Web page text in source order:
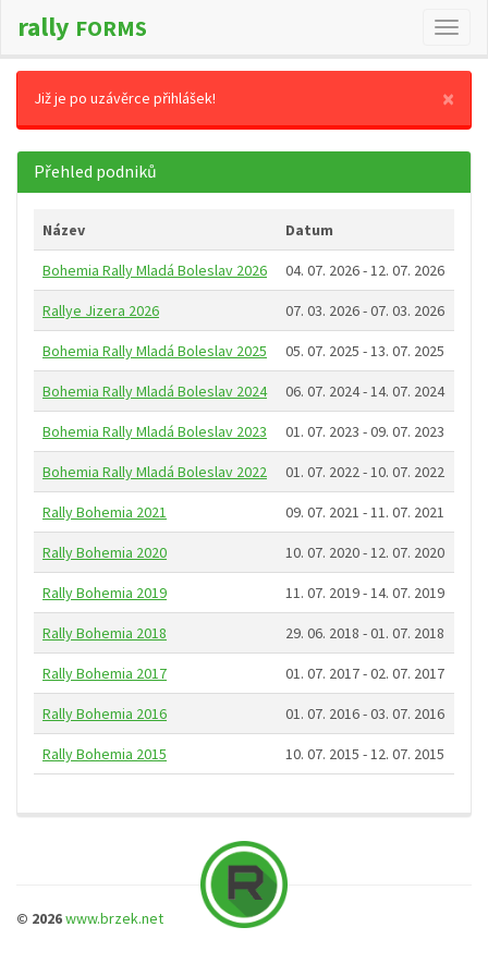
Změna
rally FORMS
×
Již je po uzávěrce přihlášek!
Přehled podniků
Název Datum
Bohemia Rally Mladá Boleslav 2026 04. 07. 2026 - 12. 07. 2026
Rallye Jizera 2026 07. 03. 2026 - 07. 03. 2026
Bohemia Rally Mladá Boleslav 2025 05. 07. 2025 - 13. 07. 2025
Bohemia Rally Mladá Boleslav 2024 06. 07. 2024 - 14. 07. 2024
Bohemia Rally Mladá Boleslav 2023 01. 07. 2023 - 09. 07. 2023
Bohemia Rally Mladá Boleslav 2022 01. 07. 2022 - 10. 07. 2022
Rally Bohemia 2021 09. 07. 2021 - 11. 07. 2021
Rally Bohemia 2020 10. 07. 2020 - 12. 07. 2020
Rally Bohemia 2019 11. 07. 2019 - 14. 07. 2019
Rally Bohemia 2018 29. 06. 2018 - 01. 07. 2018
Rally Bohemia 2017 01. 07. 2017 - 02. 07. 2017
Rally Bohemia 2016 01. 07. 2016 - 03. 07. 2016
Rally Bohemia 2015 10. 07. 2015 - 12. 07. 2015
© 2026www.brzek.net